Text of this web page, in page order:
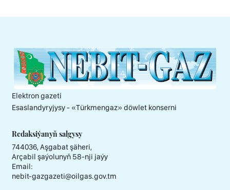
Elektron gazeti
Esaslandyryjysy - «Тürkmengaz» döwlet konserni
Redaksiýanyň salgysy
744036, Aşgabat şäheri,
Arçabil şaýolunyň 58-nji jaýy
Email:
nebit-gazgazeti@oilgas.gov.tm